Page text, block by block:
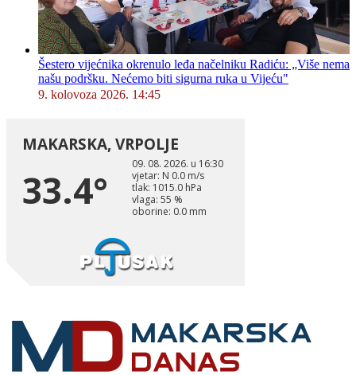
Šestero vijećnika okrenulo leđa načelniku Radiću: „Više nema
našu podršku. Nećemo biti sigurna ruka u Vijeću"
9. kolovoza 2026. 14:45